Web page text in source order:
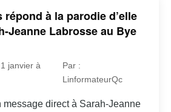
répond à la parodie d’elle
Jeanne Labrosse au Bye
janvier à
Par :
LinformateurQc
message direct à Sarah-Jeanne